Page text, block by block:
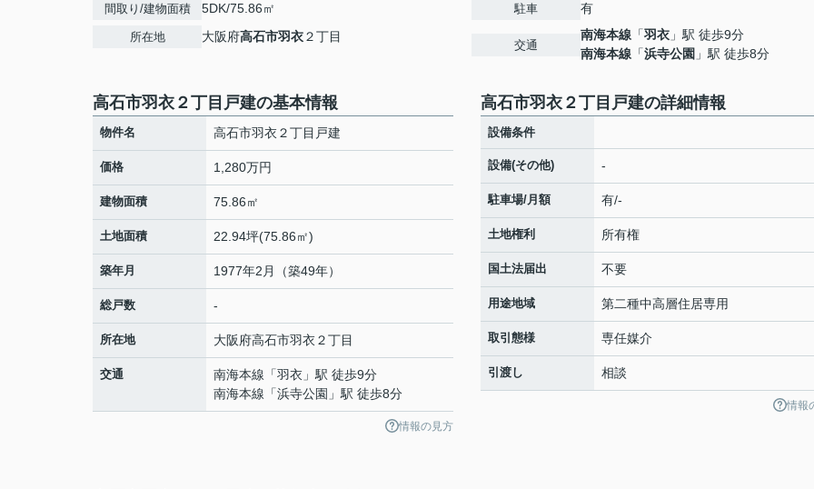
間取り/建物面積 5DK/75.86㎡
所在地 大阪府高石市羽衣２丁目
駐車 有
交通
南海本線 「羽衣 」駅 徒歩9分
南海本線 「浜寺公園 」駅 徒歩8分
高石市羽衣２丁目戸建の基本情報
物件名 高石市羽衣２丁目戸建
価格 1,280万円
建物面積 75.86㎡
土地面積 22.94坪(75.86㎡)
築年月 1977年2月（築49年）
総戸数 -
所在地 大阪府高石市羽衣２丁目
交通 南海本線 「羽衣 」駅 徒歩9分
南海本線 「浜寺公園 」駅 徒歩8分
情報の見方
高石市羽衣２丁目戸建の詳細情報
設備条件
設備(その他) -
駐車場/月額 有/-
土地権利 所有権
国土法届出 不要
用途地域 第二種中高層住居専用
取引態様 専任媒介
引渡し 相談
情報